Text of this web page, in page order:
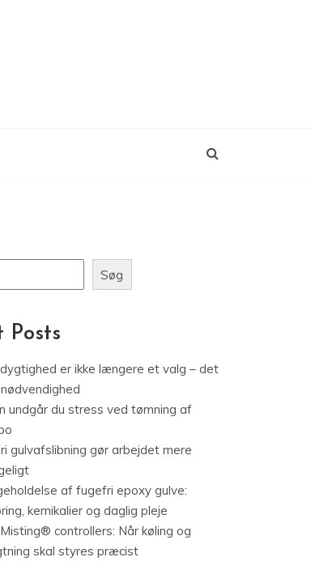
Søg
Posts
er ikke længere et valg – det
undgår du stress ved tømning af
gulvafslibning gør arbejdet mere
af fugefri epoxy gulve:
kemikalier og daglig pleje
controllers: Når køling og
skal styres præcist